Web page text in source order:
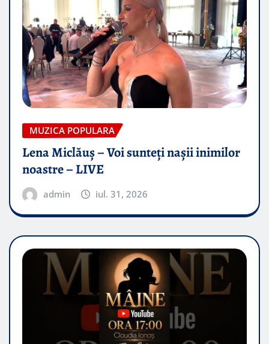
MUZICA POPULARA
Lena Miclăuș – Voi sunteți nașii inimilor
noastre – LIVE
admin iul. 31, 2026